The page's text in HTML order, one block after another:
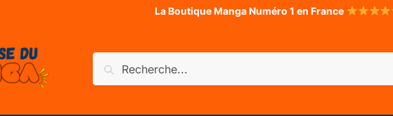
La Boutique Manga Numéro 1 en France